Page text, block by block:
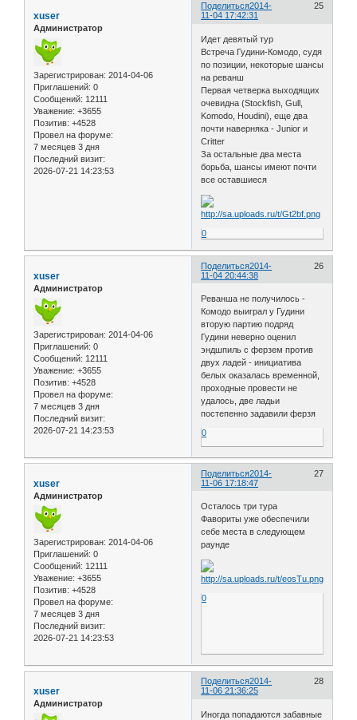
Поделиться 25
2014-
11-04 17:42:31
xuser
Администратор
Зарегистрирован: 2014-04-06
Приглашений: 0
Сообщений: 12111
Уважение: +3655
Позитив: +4528
Провел на форуме:
7 месяцев 3 дня
Последний визит:
2026-07-21 14:23:53
Идет девятый тур
Встреча Гудини-Комодо, судя
по позиции, некоторые шансы
на реванш
Первая четверка выходящих
очевидна (Stockfish, Gull,
Komodo, Houdini), еще два
почти наверняка - Junior и
Critter
За остальные два места
борьба, шансы имеют почти
все оставшиеся
0
Поделиться 26
2014-
11-04 20:44:38
xuser
Администратор
Зарегистрирован: 2014-04-06
Приглашений: 0
Сообщений: 12111
Уважение: +3655
Позитив: +4528
Провел на форуме:
7 месяцев 3 дня
Последний визит:
2026-07-21 14:23:53
Реванша не получилось -
Комодо выиграл у Гудини
вторую партию подряд
Гудини неверно оценил
эндшпиль с ферзем против
двух ладей - инициатива
белых оказалась временной,
проходные провести не
удалось, две ладьи
постепенно задавили ферзя
0
Поделиться 27
2014-
11-06 17:18:47
xuser
Администратор
Зарегистрирован: 2014-04-06
Приглашений: 0
Сообщений: 12111
Уважение: +3655
Позитив: +4528
Провел на форуме:
7 месяцев 3 дня
Последний визит:
2026-07-21 14:23:53
Осталось три тура
Фавориты уже обеспечили
себе места в следующем
раунде
0
Поделиться 28
2014-
11-06 21:36:25
xuser
Администратор
Иногда попадаются забавные